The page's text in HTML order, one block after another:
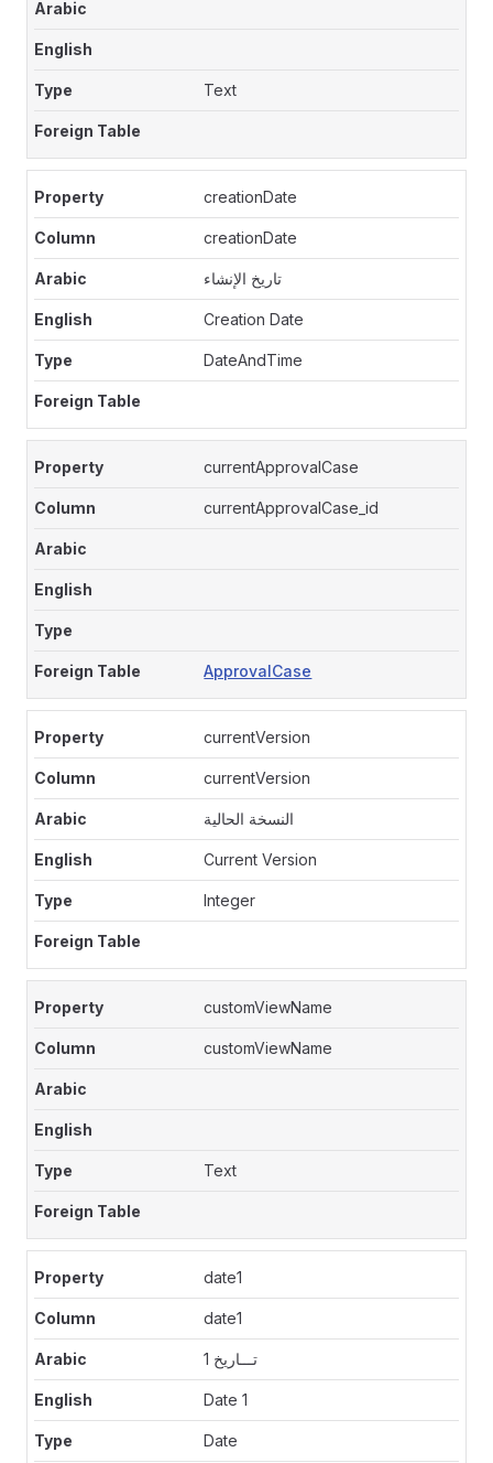
Text
creationDate
creationDate
تاريخ الإنشاء
Creation Date
DateAndTime
currentApprovalCase
currentApprovalCase_id
ApprovalCase
currentVersion
currentVersion
النسخة الحالية
Current Version
Integer
customViewName
customViewName
Text
date1
date1
تـــاريخ 1
Date 1
Date